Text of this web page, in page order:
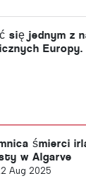
się jednym z
Europy.
śmierci
w Algarve
Aug 2025